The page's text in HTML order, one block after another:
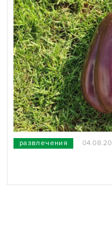
развлечения